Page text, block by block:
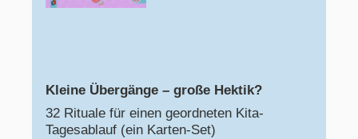
Kleine Übergänge – große Hektik?
32 Rituale für einen geordneten Kita-
Tagesablauf (ein Karten-Set)